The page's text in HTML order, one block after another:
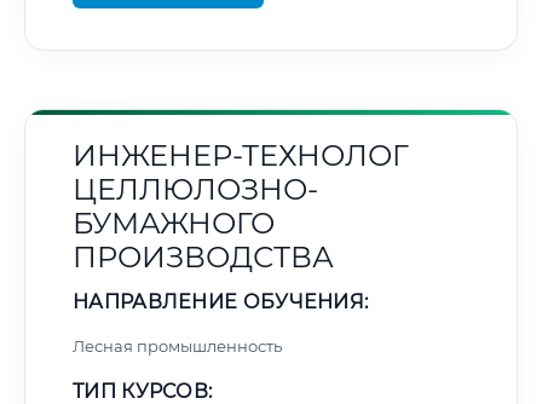
ИНЖЕНЕР-ТЕХНОЛОГ
ЦЕЛЛЮЛОЗНО-
БУМАЖНОГО
ПРОИЗВОДСТВА
НАПРАВЛЕНИЕ ОБУЧЕНИЯ:
Лесная промышленность
ТИП КУРСОВ: